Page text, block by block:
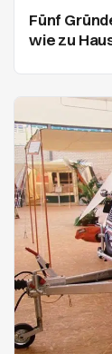
Fünf
wie zu